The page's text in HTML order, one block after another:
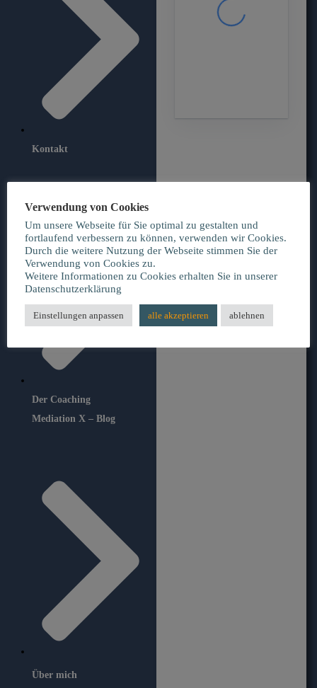
Kontakt
Der Coaching
Mediation X – Blog
Über mich
Verwendung von Cookies
Um unsere Webseite für Sie optimal zu gestalten und
fortlaufend verbessern zu können, verwenden wir Cookies.
Durch die weitere Nutzung der Webseite stimmen Sie der
Verwendung von Cookies zu.
Weitere Informationen zu Cookies erhalten Sie in unserer
Datenschutzerklärung
Einstellungen anpassen alle akzeptieren ablehnen